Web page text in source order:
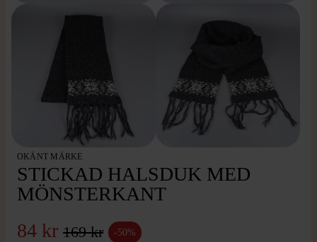
OKÄNT MÄRKE
STICKAD HALSDUK MED
MÖNSTERKANT
84 kr 169 kr -50%